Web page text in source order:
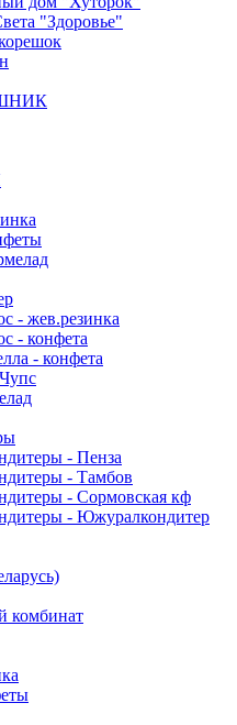
"Здоровье"
- жев.резинка
- конфета
- конфета
- Пенза
- Тамбов
- Сормовская кф
- Южуралкондитер
комбинат